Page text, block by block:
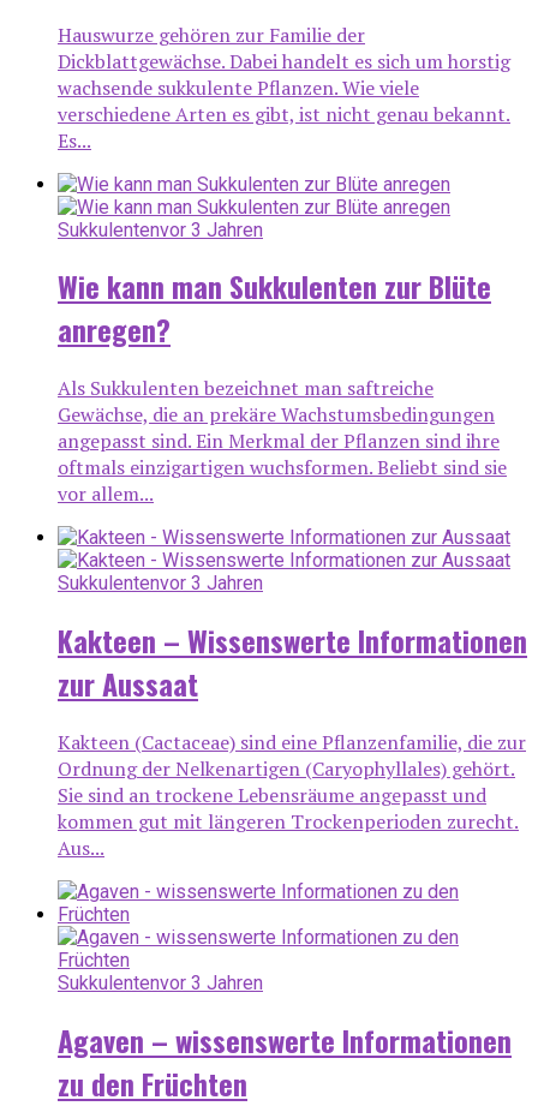
Hauswurze gehören zur Familie der
Dickblattgewächse. Dabei handelt es sich um horstig
wachsende sukkulente Pflanzen. Wie viele
verschiedene Arten es gibt, ist nicht genau bekannt.
Es...
Sukkulentenvor 3 Jahren
Wie kann man Sukkulenten zur Blüte
anregen?
Als Sukkulenten bezeichnet man saftreiche
Gewächse, die an prekäre Wachstumsbedingungen
angepasst sind. Ein Merkmal der Pflanzen sind ihre
oftmals einzigartigen wuchsformen. Beliebt sind sie
vor allem...
Sukkulentenvor 3 Jahren
Kakteen – Wissenswerte Informationen
zur Aussaat
Kakteen (Cactaceae) sind eine Pflanzenfamilie, die zur
Ordnung der Nelkenartigen (Caryophyllales) gehört.
Sie sind an trockene Lebensräume angepasst und
kommen gut mit längeren Trockenperioden zurecht.
Aus...
Sukkulentenvor 3 Jahren
Agaven – wissenswerte Informationen
zu den Früchten